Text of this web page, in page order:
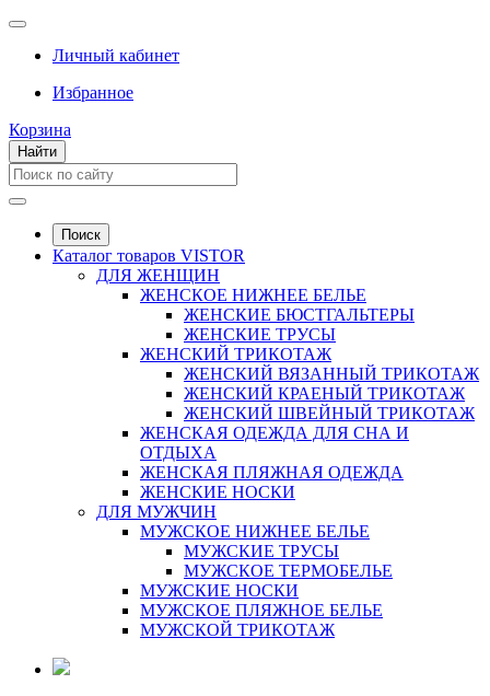
Личный кабинет
Избранное
Корзина
Найти
Поиск
Каталог товаров VISTOR
ДЛЯ ЖЕНЩИН
ЖЕНСКОЕ НИЖНЕЕ БЕЛЬЕ
ЖЕНСКИЕ БЮСТГАЛЬТЕРЫ
ЖЕНСКИЕ ТРУСЫ
ЖЕНСКИЙ ТРИКОТАЖ
ЖЕНСКИЙ ВЯЗАННЫЙ ТРИКОТАЖ
ЖЕНСКИЙ КРАЕНЫЙ ТРИКОТАЖ
ЖЕНСКИЙ ШВЕЙНЫЙ ТРИКОТАЖ
ЖЕНСКАЯ ОДЕЖДА ДЛЯ СНА И
ОТДЫХА
ЖЕНСКАЯ ПЛЯЖНАЯ ОДЕЖДА
ЖЕНСКИЕ НОСКИ
ДЛЯ МУЖЧИН
МУЖСКОЕ НИЖНЕЕ БЕЛЬЕ
МУЖСКИЕ ТРУСЫ
МУЖСКОЕ ТЕРМОБЕЛЬЕ
МУЖСКИЕ НОСКИ
МУЖСКОЕ ПЛЯЖНОЕ БЕЛЬЕ
МУЖСКОЙ ТРИКОТАЖ